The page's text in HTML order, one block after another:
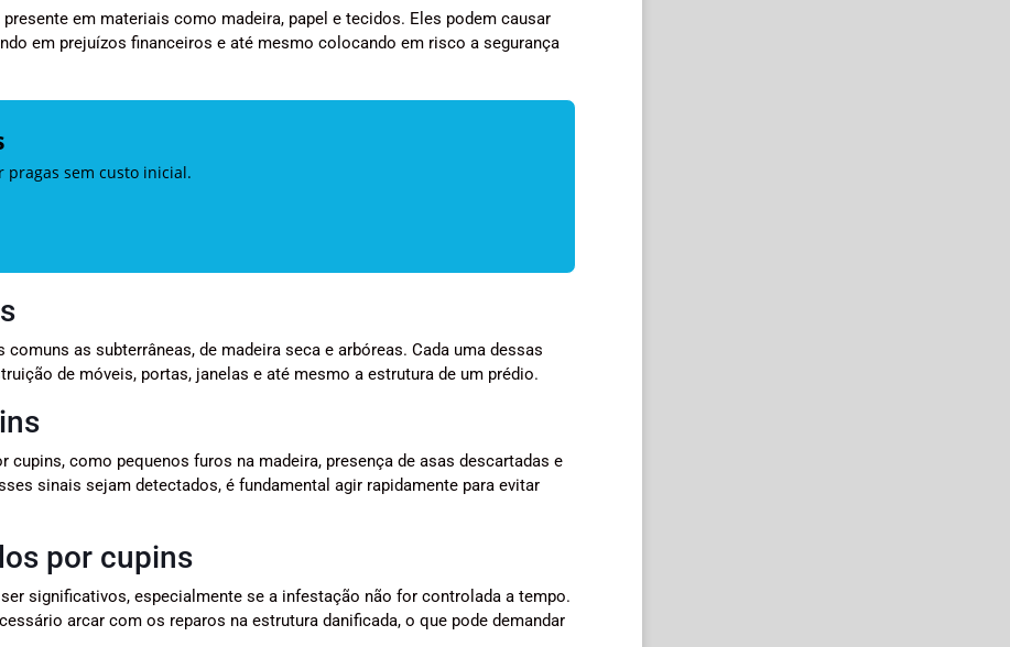
em materiais como madeira, papel e tecidos. Eles podem causar
em prejuízos financeiros e até mesmo colocando em risco a segurança
pragas sem custo inicial.
as subterrâneas, de madeira seca e arbóreas. Cada uma dessas
de móveis, portas, janelas e até mesmo a estrutura de um prédio.
como pequenos furos na madeira, presença de asas descartadas e
sinais sejam detectados, é fundamental agir rapidamente para evitar
por cupins
significativos, especialmente se a infestação não for controlada a tempo.
arcar com os reparos na estrutura danificada, o que pode demandar